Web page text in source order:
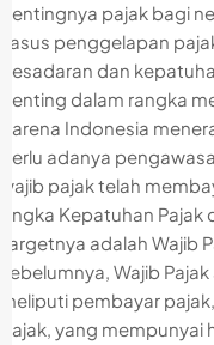
pentingnya pajak bagi
kasus penggelapan
Kesadaran dan
penting dalam rangka
Karena Indonesia
perlu adanya
wajib pajak telah
Angka Kepatuhan
Targetnya adalah Wajib
sebelumnya, Wajib
meliputi pembayar
pajak, yang